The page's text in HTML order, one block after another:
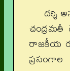
దర్శి
చంద్రమతీ
రాజకీయ